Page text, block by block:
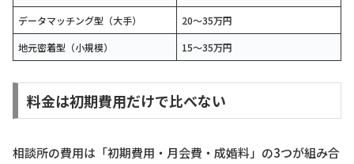
データマッチング型（大手）
20〜35万円
地元密着型（小規模）
15〜35万円
料金は初期費用だけで比べない
相談所の費用は「初期費用・月会費・成婚料」の3つが組み合